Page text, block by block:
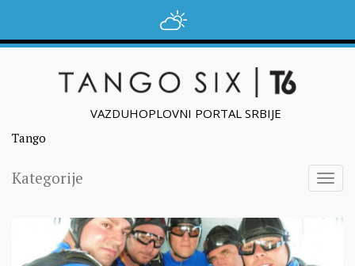
VAZDUHOPLOVNI PORTAL SRBIJE
Tango
Kategorije